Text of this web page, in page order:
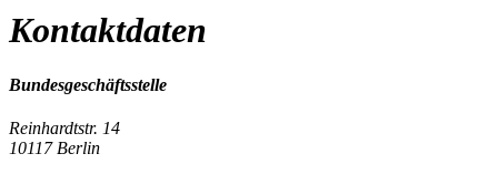
Kontaktdaten
Bundesgeschäftsstelle
Reinhardtstr. 14
10117 Berlin